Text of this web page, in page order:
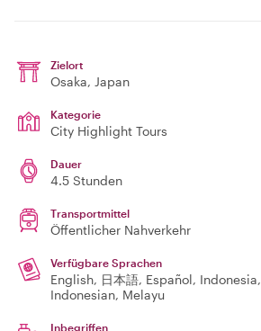
Zielort
Osaka, Japan
Kategorie
City Highlight Tours
Dauer
4.5 Stunden
Transportmittel
Öffentlicher Nahverkehr
Verfügbare Sprachen
English, 日本語, Español, Indonesia, العربية, עברית, हिन्दी,
Indonesian, Melayu
Inbegriffen